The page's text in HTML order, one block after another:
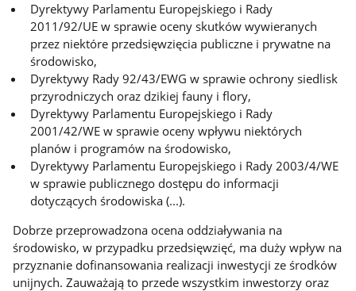
Dyrektywy Parlamentu Europejskiego i Rady
2011/92/UE w sprawie oceny skutków wywieranych
przez niektóre przedsięwzięcia publiczne i prywatne na
środowisko,
Dyrektywy Rady 92/43/EWG w sprawie ochrony siedlisk
przyrodniczych oraz dzikiej fauny i flory,
Dyrektywy Parlamentu Europejskiego i Rady
2001/42/WE w sprawie oceny wpływu niektórych
planów i programów na środowisko,
Dyrektywy Parlamentu Europejskiego i Rady 2003/4/WE
w sprawie publicznego dostępu do informacji
dotyczących środowiska (...).
Dobrze przeprowadzona ocena oddziaływania na
środowisko, w przypadku przedsięwzięć, ma duży wpływ na
przyznanie dofinansowania realizacji inwestycji ze środków
unijnych. Zauważają to przede wszystkim inwestorzy oraz